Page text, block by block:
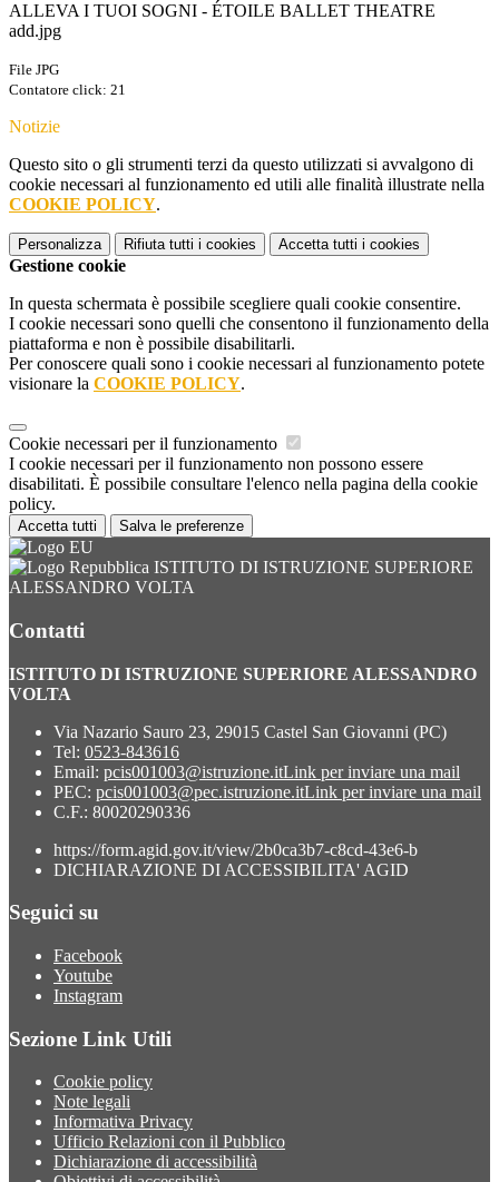
ALLEVA I TUOI SOGNI - ÉTOILE BALLET THEATRE
add.jpg
File JPG
Contatore click: 21
Notizie
Questo sito o gli strumenti terzi da questo utilizzati si avvalgono di
cookie necessari al funzionamento ed utili alle finalità illustrate nella
COOKIE POLICY.
Personalizza Rifiuta tutti i cookies Accetta tutti i cookies
Gestione cookie
In questa schermata è possibile scegliere quali cookie consentire.
I cookie necessari sono quelli che consentono il funzionamento della
piattaforma e non è possibile disabilitarli.
Per conoscere quali sono i cookie necessari al funzionamento potete
visionare la COOKIE POLICY.
Cookie necessari per il funzionamento
I cookie necessari per il funzionamento non possono essere
disabilitati. È possibile consultare l'elenco nella pagina della cookie
policy.
Accetta tutti Salva le preferenze
ISTITUTO DI ISTRUZIONE SUPERIORE
ALESSANDRO VOLTA
Contatti
ISTITUTO DI ISTRUZIONE SUPERIORE ALESSANDRO
VOLTA
Via Nazario Sauro 23, 29015 Castel San Giovanni (PC)
Tel: 0523-843616
Email: pcis001003@istruzione.itLink per inviare una mail
PEC: pcis001003@pec.istruzione.itLink per inviare una mail
C.F.: 80020290336
https://form.agid.gov.it/view/2b0ca3b7-c8cd-43e6-b
DICHIARAZIONE DI ACCESSIBILITA' AGID
Seguici su
Facebook
Youtube
Instagram
Sezione Link Utili
Cookie policy
Note legali
Informativa Privacy
Ufficio Relazioni con il Pubblico
Dichiarazione di accessibilità